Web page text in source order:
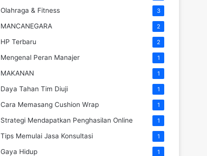
Olahraga & Fitness 3
MANCANEGARA 2
HP Terbaru 2
Mengenal Peran Manajer 1
MAKANAN 1
Daya Tahan Tim Diuji 1
Cara Memasang Cushion Wrap 1
Strategi Mendapatkan Penghasilan Online 1
Tips Memulai Jasa Konsultasi 1
Gaya Hidup 1